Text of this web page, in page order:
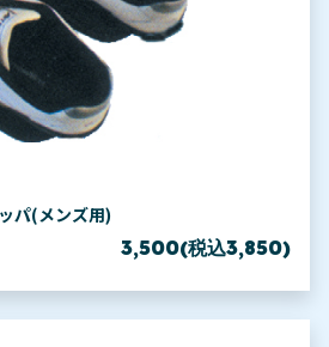
パ(メンズ用)
3,500(税込3,850)